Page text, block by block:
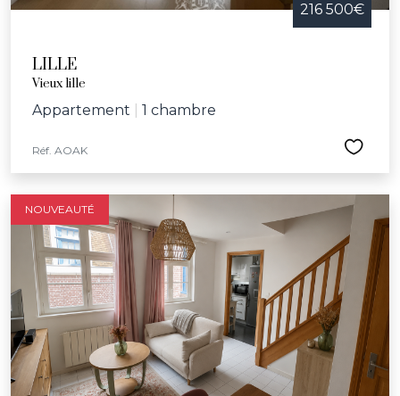
216 500€
LILLE
Vieux lille
Appartement 1 chambre
Réf. AOAK
NOUVEAUTÉ